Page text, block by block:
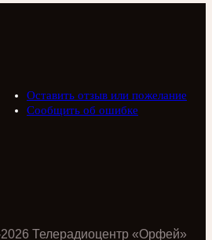
Оставить отзыв или пожелание
Сообщить об ошибке
2026 Телерадиоцентр «Орфей»